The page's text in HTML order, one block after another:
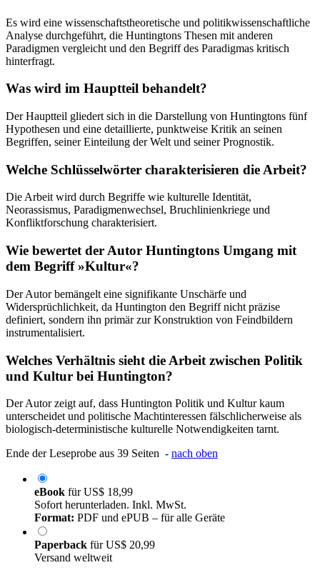
Es wird eine wissenschaftstheoretische und politikwissenschaftliche
Analyse durchgeführt, die Huntingtons Thesen mit anderen
Paradigmen vergleicht und den Begriff des Paradigmas kritisch
hinterfragt.
Was wird im Hauptteil behandelt?
Der Hauptteil gliedert sich in die Darstellung von Huntingtons fünf
Hypothesen und eine detaillierte, punktweise Kritik an seinen
Begriffen, seiner Einteilung der Welt und seiner Prognostik.
Welche Schlüsselwörter charakterisieren die Arbeit?
Die Arbeit wird durch Begriffe wie kulturelle Identität,
Neorassismus, Paradigmenwechsel, Bruchlinienkriege und
Konfliktforschung charakterisiert.
Wie bewertet der Autor Huntingtons Umgang mit
dem Begriff »Kultur«?
Der Autor bemängelt eine signifikante Unschärfe und
Widersprüchlichkeit, da Huntington den Begriff nicht präzise
definiert, sondern ihn primär zur Konstruktion von Feindbildern
instrumentalisiert.
Welches Verhältnis sieht die Arbeit zwischen Politik
und Kultur bei Huntington?
Der Autor zeigt auf, dass Huntington Politik und Kultur kaum
unterscheidet und politische Machtinteressen fälschlicherweise als
biologisch-deterministische kulturelle Notwendigkeiten tarnt.
Ende der Leseprobe aus 39 Seiten - nach oben
eBook fürUS$ 18,99
Sofort herunterladen. Inkl. MwSt.
Format: PDF und ePUB – für alle Geräte
Paperback fürUS$ 20,99
Versand weltweit